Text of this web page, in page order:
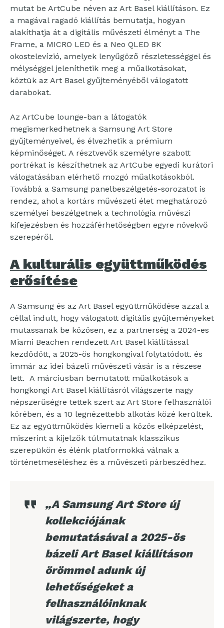
mutat be ArtCube néven az Art Basel kiállításon. Ez
a magával ragadó kiállítás bemutatja, hogyan
alakíthatja át a digitális művészeti élményt a The
Frame, a MICRO LED és a Neo QLED 8K
okostelevízió, amelyek lenyűgöző részletességgel és
mélységgel jeleníthetik meg a műalkotásokat,
köztük az Art Basel gyűjteményéből válogatott
darabokat.
Az ArtCube lounge-ban a látogatók
megismerkedhetnek a Samsung Art Store
gyűjteményeivel, és élvezhetik a prémium
képminőséget. A résztvevők személyre szabott
portrékat is készíthetnek az ArtCube egyedi kurátori
válogatásában elérhető mozgó műalkotásokból.
Továbbá a Samsung panelbeszélgetés-sorozatot is
rendez, ahol a kortárs művészeti élet meghatározó
személyei beszélgetnek a technológia művészi
kifejezésben és hozzáférhetőségben egyre növekvő
szerepéről.
A kulturális együttműködés
erősítése
A Samsung és az Art Basel együttműködése azzal a
céllal indult, hogy válogatott digitális gyűjteményeket
mutassanak be közösen, ez a partnerség a 2024-es
Miami Beachen rendezett Art Basel kiállítással
kezdődött, a 2025-ös hongkongival folytatódott. és
immár az idei bázeli művészeti vásár is a részese
lett. A márciusban bemutatott műalkotások a
hongkongi Art Basel kiállításról világszerte nagy
népszerűségre tettek szert az Art Store felhasználói
körében, és a 10 legnézettebb alkotás közé kerültek.
Ez az együttműködés kiemeli a közös elképzelést,
miszerint a kijelzők túlmutatnak klasszikus
szerepükön és élénk platformokká válnak a
történetmeséléshez és a művészeti párbeszédhez.
„A Samsung Art Store új
kollekciójának
bemutatásával a 2025-ös
bázeli Art Basel kiállításon
örömmel adunk új
lehetőségeket a
felhasználóinknak
világszerte, hogy